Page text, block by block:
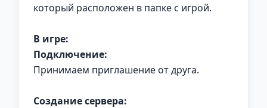
который расположен в папке с игрой.
В игре:
Подключение:
Принимаем приглашение от друга.
Создание сервера: